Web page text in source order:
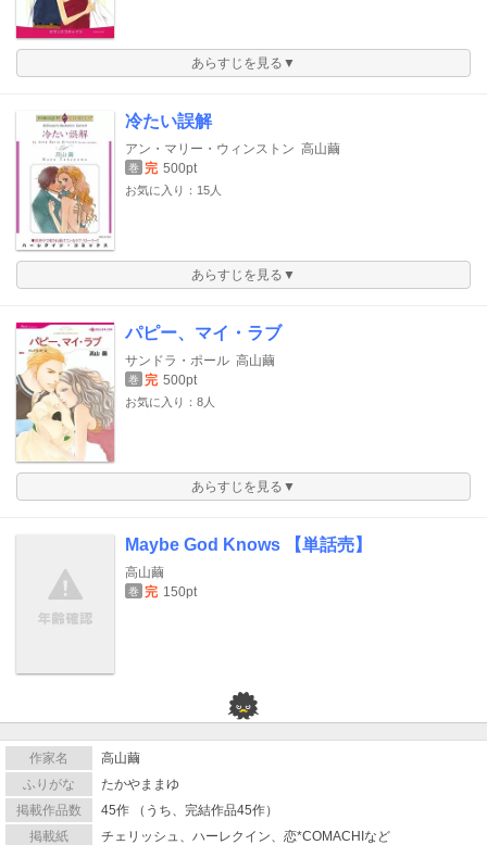
あらすじを見る▼
冷たい誤解
アン・マリー・ウィンストン 高山繭
巻 完 500pt
お気に入り：15人
あらすじを見る▼
パピー、マイ・ラブ
サンドラ・ポール 高山繭
巻 完 500pt
お気に入り：8人
あらすじを見る▼
Maybe God Knows 【単話売】
高山繭
巻 完 150pt
作家名
高山繭
ふりがな
たかやままゆ
掲載作品数
45作 （うち、完結作品45作）
掲載紙
チェリッシュ、ハーレクイン、恋*COMACHIなど